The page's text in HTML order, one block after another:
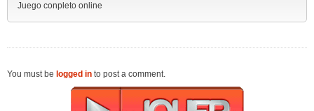
Juego conpleto online
You must be logged in to post a comment.